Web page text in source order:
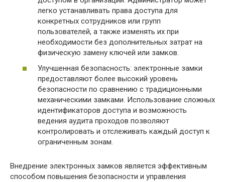
легко устанавливать права доступа для
конкретных сотрудников или групп
пользователей, а также изменять их при
необходимости без дополнительных затрат на
физическую замену ключей или замков.
Улучшенная безопасность: электронные замки
предоставляют более высокий уровень
безопасности по сравнению с традиционными
механическими замками. Использование сложных
идентификаторов доступа и возможность
ведения аудита проходов позволяют
контролировать и отслеживать каждый доступ к
ограниченным зонам.
Внедрение электронных замков является эффективным
способом повышения безопасности и управления